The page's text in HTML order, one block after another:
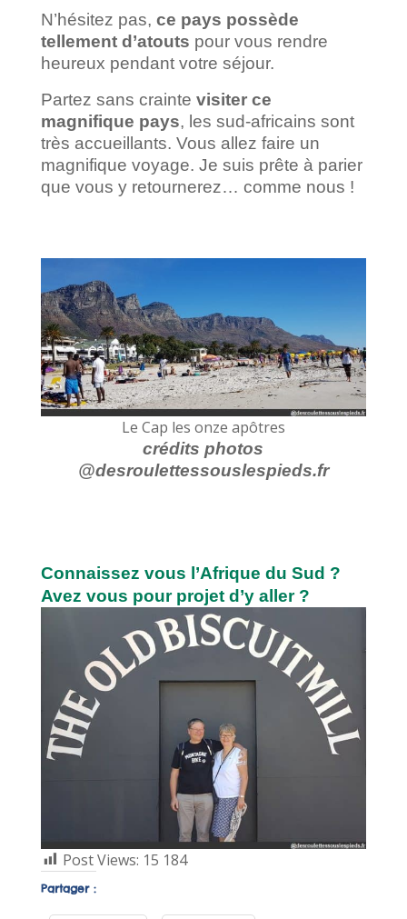
N’hésitez pas, ce pays possède
tellement d’atouts pour vous rendre
heureux pendant votre séjour.
Partez sans crainte visiter ce
magnifique pays, les sud-africains sont
très accueillants. Vous allez faire un
magnifique voyage. Je suis prête à parier
que vous y retournerez… comme nous !
Le Cap les onze apôtres
crédits photos
@desroulettessouslespieds.fr
Connaissez vous l’Afrique du Sud ?
Avez vous pour projet d’y aller ?
Post Views: 15 184
Partager :